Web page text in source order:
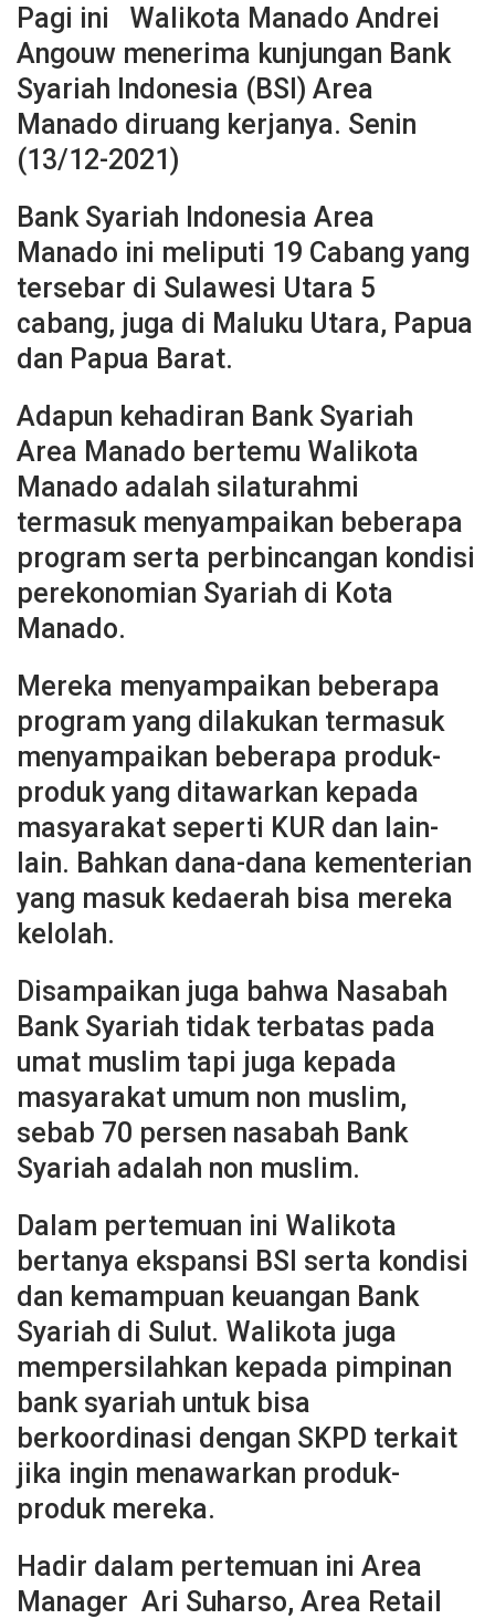
Pagi ini Walikota Manado Andrei
Angouw menerima kunjungan Bank
Syariah Indonesia (BSI) Area
Manado diruang kerjanya. Senin
(13/12-2021)
Bank Syariah Indonesia Area
Manado ini meliputi 19 Cabang yang
tersebar di Sulawesi Utara 5
cabang, juga di Maluku Utara, Papua
dan Papua Barat.
Adapun kehadiran Bank Syariah
Area Manado bertemu Walikota
Manado adalah silaturahmi
termasuk menyampaikan beberapa
program serta perbincangan kondisi
perekonomian Syariah di Kota
Manado.
Mereka menyampaikan beberapa
program yang dilakukan termasuk
menyampaikan beberapa produk-
produk yang ditawarkan kepada
masyarakat seperti KUR dan lain-
lain. Bahkan dana-dana kementerian
yang masuk kedaerah bisa mereka
kelolah.
Disampaikan juga bahwa Nasabah
Bank Syariah tidak terbatas pada
umat muslim tapi juga kepada
masyarakat umum non muslim,
sebab 70 persen nasabah Bank
Syariah adalah non muslim.
Dalam pertemuan ini Walikota
bertanya ekspansi BSI serta kondisi
dan kemampuan keuangan Bank
Syariah di Sulut. Walikota juga
mempersilahkan kepada pimpinan
bank syariah untuk bisa
berkoordinasi dengan SKPD terkait
jika ingin menawarkan produk-
produk mereka.
Hadir dalam pertemuan ini Area
Manager Ari Suharso, Area Retail